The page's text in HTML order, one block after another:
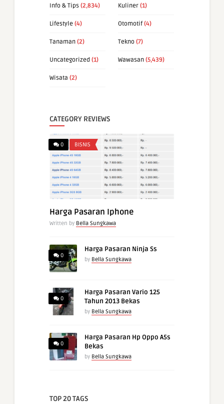
Info & Tips (2,834) Kuliner (1)
Lifestyle (4) Otomotif (4)
Tanaman (2) Tekno (7)
Uncategorized (1) Wawasan (5,439)
Wisata (2)
CATEGORY REVIEWS
0 BISNIS
Harga Pasaran Iphone
Written by Bella Sungkawa
0
Harga Pasaran Ninja Ss
by Bella Sungkawa
0
Harga Pasaran Vario 125
Tahun 2013 Bekas
by Bella Sungkawa
0
Harga Pasaran Hp Oppo A5s
Bekas
by Bella Sungkawa
TOP 20 TAGS